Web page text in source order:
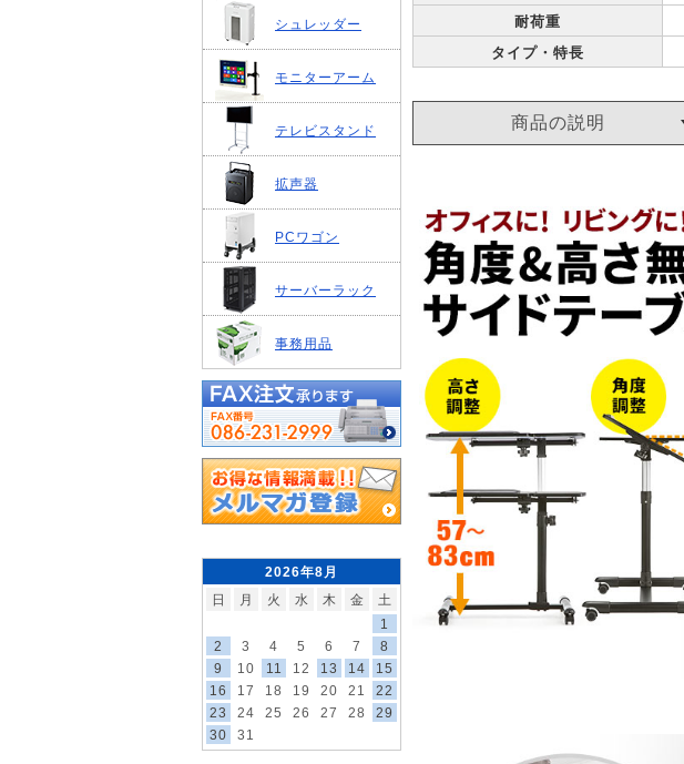
シュレッダー
モニターアーム
テレビスタンド
拡声器
PCワゴン
サーバーラック
事務用品
2026年8月
日
月 火 水 木 金
土
1
2
3 4 5 6 7
8
9
10 11 12 13 14
15
16
17 18 19 20 21
22
23
24 25 26 27 28
29
30
31
耐荷重
タイプ・特長
商品の説明